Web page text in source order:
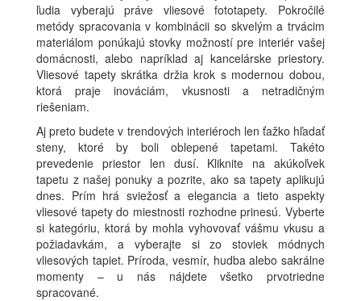
ľudia vyberajú práve vliesové fototapety. Pokročilé
metódy spracovania v kombinácii so skvelým a trvácim
materiálom ponúkajú stovky možností pre interiér vašej
domácnosti, alebo napríklad aj kancelárske priestory.
Vliesové tapety skrátka držia krok s modernou dobou,
ktorá praje inováciám, vkusnosti a netradičným
riešeniam.
Aj preto budete v trendových interiéroch len ťažko hľadať
steny, ktoré by boli oblepené tapetami. Takéto
prevedenie priestor len dusí. Kliknite na akúkoľvek
tapetu z našej ponuky a pozrite, ako sa tapety aplikujú
dnes. Prím hrá sviežosť a elegancia a tieto aspekty
vliesové tapety do miestnosti rozhodne prinesú. Vyberte
si kategóriu, ktorá by mohla vyhovovať vášmu vkusu a
požiadavkám, a vyberajte si zo stoviek módnych
vliesových tapiet. Príroda, vesmír, hudba alebo sakrálne
momenty – u nás nájdete všetko prvotriedne
spracované.